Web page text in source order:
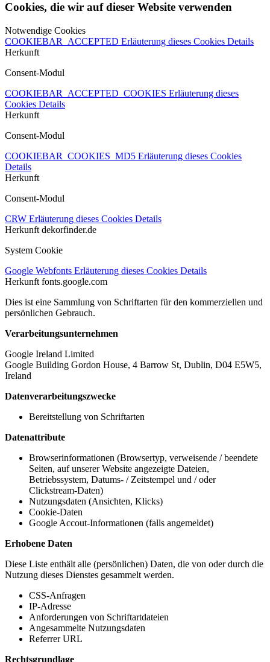
Cookies, die wir auf dieser Website verwenden
Notwendige Cookies
COOKIEBAR_ACCEPTED Erläuterung dieses Cookies Details
Herkunft
Consent-Modul
COOKIEBAR_ACCEPTED_COOKIES Erläuterung dieses
Cookies Details
Herkunft
Consent-Modul
COOKIEBAR_COOKIES_MD5 Erläuterung dieses Cookies
Details
Herkunft
Consent-Modul
CRW Erläuterung dieses Cookies Details
Herkunft dekorfinder.de
System Cookie
Google Webfonts Erläuterung dieses Cookies Details
Herkunft fonts.google.com
Dies ist eine Sammlung von Schriftarten für den kommerziellen und
persönlichen Gebrauch.
Verarbeitungsunternehmen
Google Ireland Limited
Google Building Gordon House, 4 Barrow St, Dublin, D04 E5W5,
Ireland
Datenverarbeitungszwecke
Bereitstellung von Schriftarten
Datenattribute
Browserinformationen (Browsertyp, verweisende / beendete
Seiten, auf unserer Website angezeigte Dateien,
Betriebssystem, Datums- / Zeitstempel und / oder
Clickstream-Daten)
Nutzungsdaten (Ansichten, Klicks)
Cookie-Daten
Google Accout-Informationen (falls angemeldet)
Erhobene Daten
Diese Liste enthält alle (persönlichen) Daten, die von oder durch die
Nutzung dieses Dienstes gesammelt werden.
CSS-Anfragen
IP-Adresse
Anforderungen von Schriftartdateien
Angesammelte Nutzungsdaten
Referrer URL
Rechtsgrundlage